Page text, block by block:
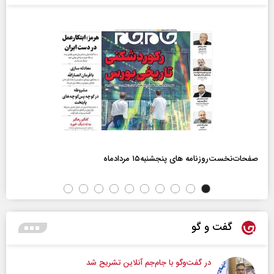
صفحات‌نخست‌روزنامه ها‌ی پنجشنبه‌۱۵ مردادماه
گفت و گو
در گفت‌و‌گو با جام‌جم آنلاین تشریح شد